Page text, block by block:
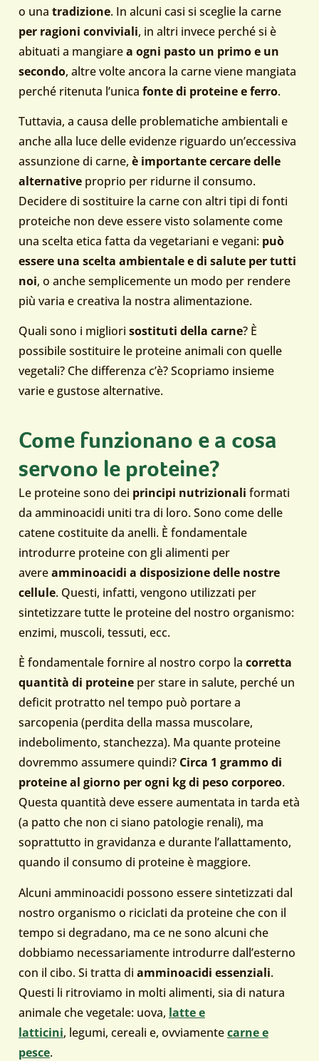
o una tradizione. In alcuni casi si sceglie la carne
per ragioni conviviali, in altri invece perché si è
abituati a mangiarea ogni pasto un primo e un
secondo, altre volte ancora la carne viene mangiata
perché ritenuta l’unica fonte di proteine e ferro.
Tuttavia, a causa delle problematiche ambientali e
anche alla luce delle evidenze riguardo un’eccessiva
assunzione di carne, è importante cercare delle
alternative proprio per ridurne il consumo.
Decidere di sostituire la carne con altri tipi di fonti
proteiche non deve essere visto solamente come
una scelta etica fatta da vegetariani e vegani: può
essere una scelta ambientale e di salute per tutti
noi, o anche semplicemente un modo per rendere
più varia e creativa la nostra alimentazione.
Quali sono i migliori sostituti della carne? È
possibile sostituire le proteine animali con quelle
vegetali? Che differenza c’è? Scopriamo insieme
varie e gustose alternative.
Come funzionano e a cosa
servono le proteine?
Le proteine sono dei principi nutrizionali formati
da amminoacidi uniti tra di loro. Sono come delle
catene costituite da anelli. È fondamentale
introdurre proteine con gli alimenti per
avereamminoacidi a disposizione delle nostre
cellule. Questi, infatti, vengono utilizzati per
sintetizzare tutte le proteine del nostro organismo:
enzimi, muscoli, tessuti, ecc.
È fondamentale fornire al nostro corpo la corretta
quantità di proteine per stare in salute, perché un
deficit protratto nel tempo può portare a
sarcopenia (perdita della massa muscolare,
indebolimento, stanchezza). Ma quante proteine
dovremmo assumere quindi? Circa 1 grammo di
proteine al giorno per ogni kg di peso corporeo.
Questa quantità deve essere aumentata in tarda età
(a patto che non ci siano patologie renali), ma
soprattutto in gravidanza e durante l’allattamento,
quando il consumo di proteine è maggiore.
Alcuni amminoacidi possono essere sintetizzati dal
nostro organismo o riciclati da proteine che con il
tempo si degradano, ma ce ne sono alcuni che
dobbiamo necessariamente introdurre dall’esterno
con il cibo. Si tratta di amminoacidi essenziali.
Questi li ritroviamo in molti alimenti, sia di natura
animale che vegetale: uova, latte e
latticini, legumi, cereali e, ovviamentecarne e
pesce.